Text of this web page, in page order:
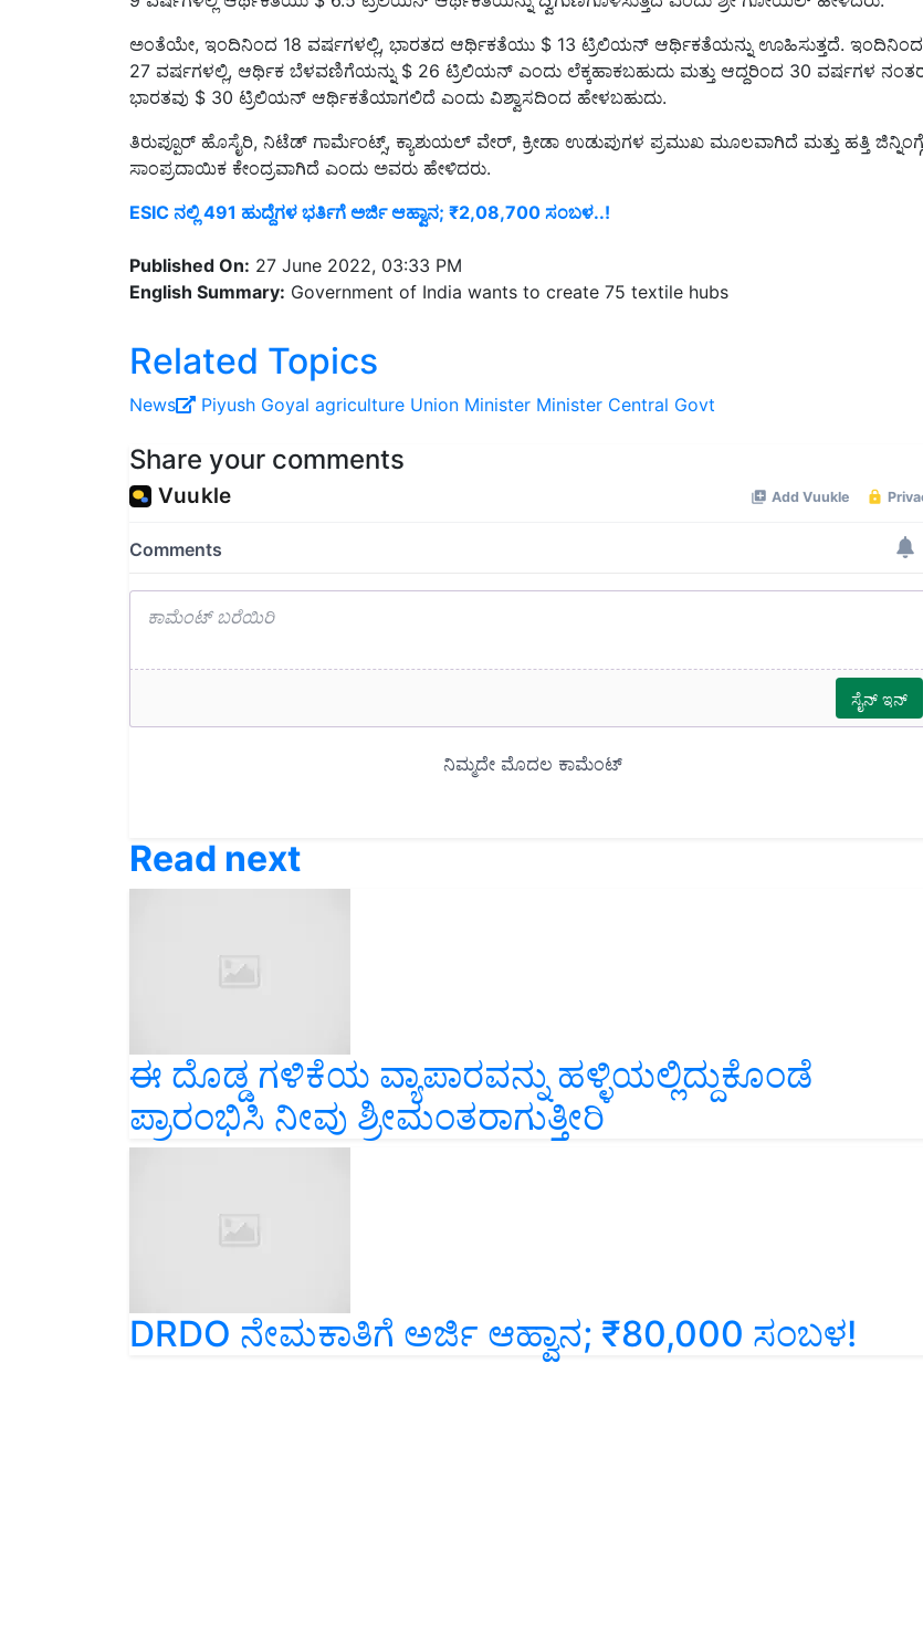
ಅಂತೆಯೇ, ಇಂದಿನಿಂದ 18 ವರ್ಷಗಳಲ್ಲಿ, ಭಾರತದ ಆರ್ಥಿಕತೆಯು $ 13 ಟ್ರಿಲಿಯನ್ ಆರ್ಥಿಕತೆಯನ್ನು ಊಹಿಸುತ್ತದೆ. ಇಂದಿನಿಂದ
27 ವರ್ಷಗಳಲ್ಲಿ, ಆರ್ಥಿಕ ಬೆಳವಣಿಗೆಯನ್ನು $ 26 ಟ್ರಿಲಿಯನ್ ಎಂದು ಲೆಕ್ಕಹಾಕಬಹುದು ಮತ್ತು ಆದ್ದರಿಂದ 30 ವರ್ಷಗಳ ನಂತರ,
ಭಾರತವು $ 30 ಟ್ರಿಲಿಯನ್ ಆರ್ಥಿಕತೆಯಾಗಲಿದೆ ಎಂದು ವಿಶ್ವಾಸದಿಂದ ಹೇಳಬಹುದು.
ತಿರುಪ್ಪೂರ್ ಹೊಸೈರಿ, ನಿಟೆಡ್ ಗಾರ್ಮೆಂಟ್ಸ್, ಕ್ಯಾಶುಯಲ್ ವೇರ್, ಕ್ರೀಡಾ ಉಡುಪುಗಳ ಪ್ರಮುಖ ಮೂಲವಾಗಿದೆ ಮತ್ತು ಹತ್ತಿ ಜಿನ್ನಿಂಗ್ಗೆ
ಸಾಂಪ್ರದಾಯಿಕ ಕೇಂದ್ರವಾಗಿದೆ ಎಂದು ಅವರು ಹೇಳಿದರು.
ESIC ನಲ್ಲಿ 491 ಹುದ್ದೆಗಳ ಭರ್ತಿಗೆ ಅರ್ಜಿ ಆಹ್ವಾನ; ₹2,08,700 ಸಂಬಳ..!
English Summary:Government of India wants to create 75 textile hubs
Related Topics
News Piyush Goyal agriculture
ಈ ದೊಡ್ಡ ಗಳಿಕೆಯ ವ್ಯಾಪಾರವನ್ನು ಹಳ್ಳಿಯಲ್ಲಿದ್ದುಕೊಂಡೆ
ಪ್ರಾರಂಭಿಸಿ ನೀವು ಶ್ರೀಮಂತರಾಗುತ್ತೀರಿ
DRDO ನೇಮಕಾತಿಗೆ ಅರ್ಜಿ ಆಹ್ವಾನ; ₹80,000 ಸಂಬಳ!